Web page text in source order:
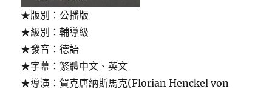
★版別：公播版
★級別：輔導級
★發音：德語
★字幕：繁體中文、英文
★導演：賀克唐納斯馬克(Florian Henckel von